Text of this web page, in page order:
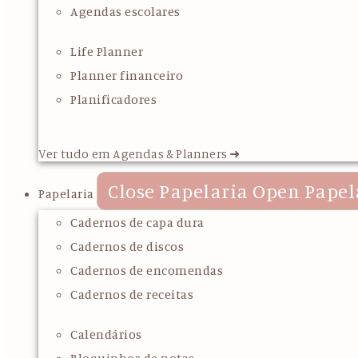
Agendas escolares
Life Planner
Planner financeiro
Planificadores
Ver tudo em Agendas & Planners ➜
Papelaria Close Papelaria Open
Cadernos de capa dura
Cadernos de discos
Cadernos de encomendas
Cadernos de receitas
Calendários